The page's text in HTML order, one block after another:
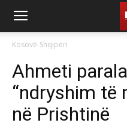
Kosovë-Shqipëri
Ahmeti
“ndryshim të
në Prishtinë